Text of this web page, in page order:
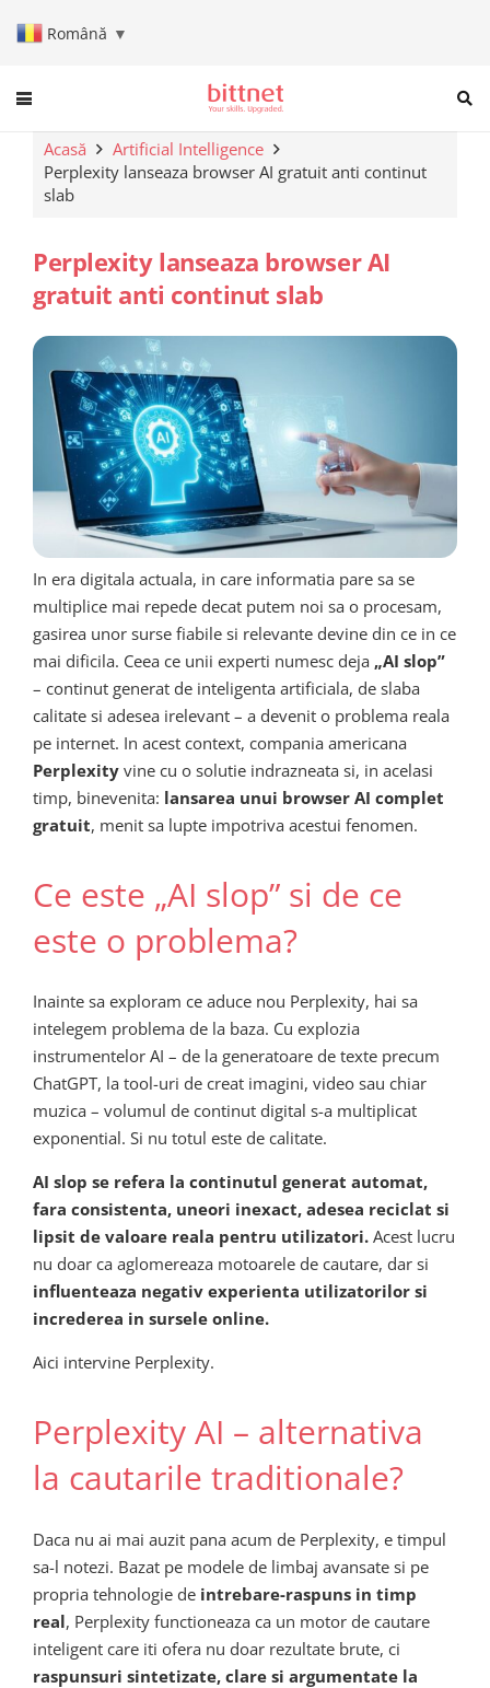
Română ▼
When autocomplete results
Acasă
Artificial Intelligence
Perplexity lanseaza browser AI gratuit anti continut
slab
Perplexity lanseaza browser AI
gratuit anti continut slab
In era digitala actuala, in care informatia pare sa se
multiplice mai repede decat putem noi sa o procesam,
gasirea unor surse fiabile si relevante devine din ce in ce
mai dificila. Ceea ce unii experti numesc deja „AI slop”
– continut generat de inteligenta artificiala, de slaba
calitate si adesea irelevant – a devenit o problema reala
pe internet. In acest context, compania americana
Perplexity vine cu o solutie indrazneata si, in acelasi
timp, binevenita: lansarea unui browser AI complet
gratuit, menit sa lupte impotriva acestui fenomen.
Ce este „AI slop” si de ce
este o problema?
Inainte sa exploram ce aduce nou Perplexity, hai sa
intelegem problema de la baza. Cu explozia
instrumentelor AI – de la generatoare de texte precum
ChatGPT, la tool-uri de creat imagini, video sau chiar
muzica – volumul de continut digital s-a multiplicat
exponential. Si nu totul este de calitate.
AI slop se refera la continutul generat automat,
fara consistenta, uneori inexact, adesea reciclat si
lipsit de valoare reala pentru utilizatori. Acest lucru
nu doar ca aglomereaza motoarele de cautare, dar si
influenteaza negativ experienta utilizatorilor si
increderea in sursele online.
Aici intervine Perplexity.
Perplexity AI – alternativa
la cautarile traditionale?
Daca nu ai mai auzit pana acum de Perplexity, e timpul
sa-l notezi. Bazat pe modele de limbaj avansate si pe
propria tehnologie de intrebare-raspuns in timp
real, Perplexity functioneaza ca un motor de cautare
inteligent care iti ofera nu doar rezultate brute, ci
raspunsuri sintetizate, clare si argumentate la